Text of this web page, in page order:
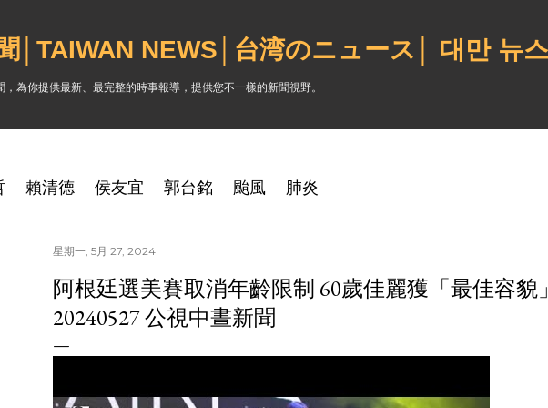
│TAIWAN NEWS│台湾のニュース│ 대만 뉴
，為你提供最新、最完整的時事報導，提供您不一樣的新聞視野。
賴清德 侯友宜 郭台銘 颱風 肺炎
星期一, 5月 27, 2024
阿根廷選美賽取消年齡限制 60歲佳麗獲「最佳容貌
20240527 公視中晝新聞